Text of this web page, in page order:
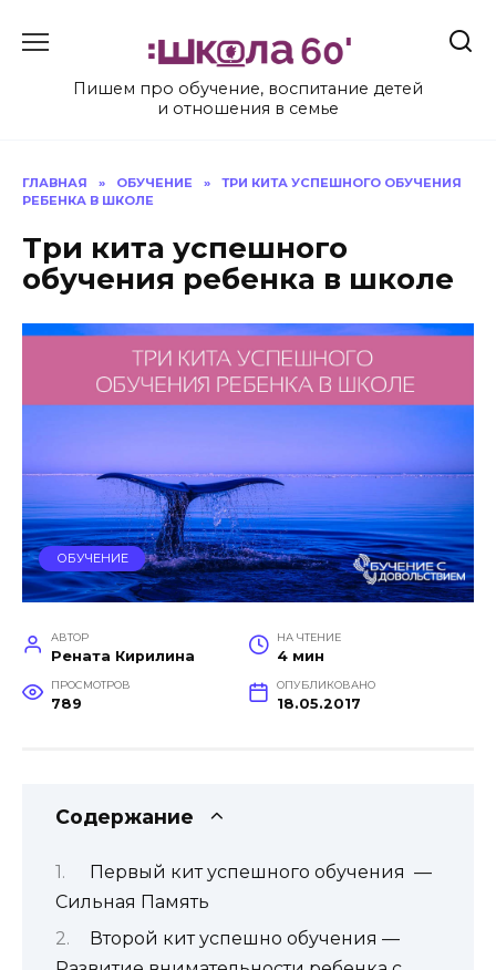
Пишем про обучение, воспитание детей
и отношения в семье
ГЛАВНАЯ » ОБУЧЕНИЕ »
ТРИ КИТА УСПЕШНОГО ОБУЧЕНИЯ
РЕБЕНКА В ШКОЛЕ
Три кита успешного
обучения ребенка в школе
ОБУЧЕНИЕ
АВТОР
Рената Кирилина
НА ЧТЕНИЕ
4 мин
ПРОСМОТРОВ
789
ОПУБЛИКОВАНО
18.05.2017
Содержание
Первый кит успешного обучения —
Сильная Память
Второй кит успешно обучения —